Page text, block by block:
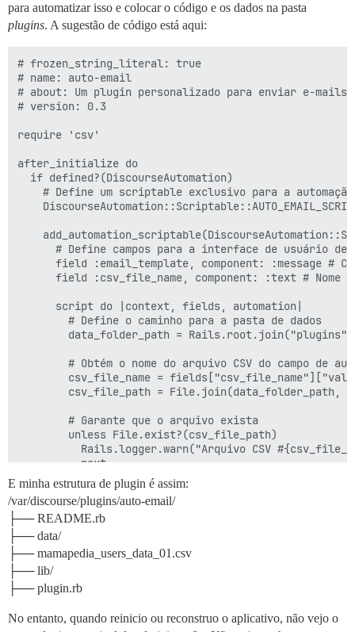
para automatizar isso e colocar o código e os dados na pasta
plugins. A sugestão de código está aqui:
# frozen_string_literal: true
# name: auto-email
# about: Um plugin personalizado para enviar e-mails
# version: 0.3
require 'csv'
after_initialize do
  if defined?(DiscourseAutomation)
    # Define um scriptable exclusivo para a automação
# Define campos para a interface de usuário de
field :email_template, component: :message #
field :csv_file_name, component: :text # Nome
      script do |context, fields, automation|
        # Define o caminho para a pasta de dados
data_folder_path =
# Obtém o nome do arquivo CSV do campo de
csv_file_name =
csv_file_path = File.join(data_folder_path,
        # Garante que o arquivo exista
        unless File.exist?(csv_file_path)
Rails.logger.warn("Arquivo CSV
          next
        end
        # Analisa o arquivo CSV
        begin
users = CSV.read(csv_file_path, headers:
        rescue StandardError => e
Rails.logger.error("Erro ao ler o arquivo
          next
        end
# Obtém o conteúdo da mensagem de e-mail do
E minha estrutura de plugin é assim:
/var/discourse/plugins/auto-email/
├── README.rb
├── data/
├── mamapedia_users_data_01.csv
├── lib/
├── plugin.rb
No entanto, quando reinicio ou reconstruo o aplicativo, não vejo o